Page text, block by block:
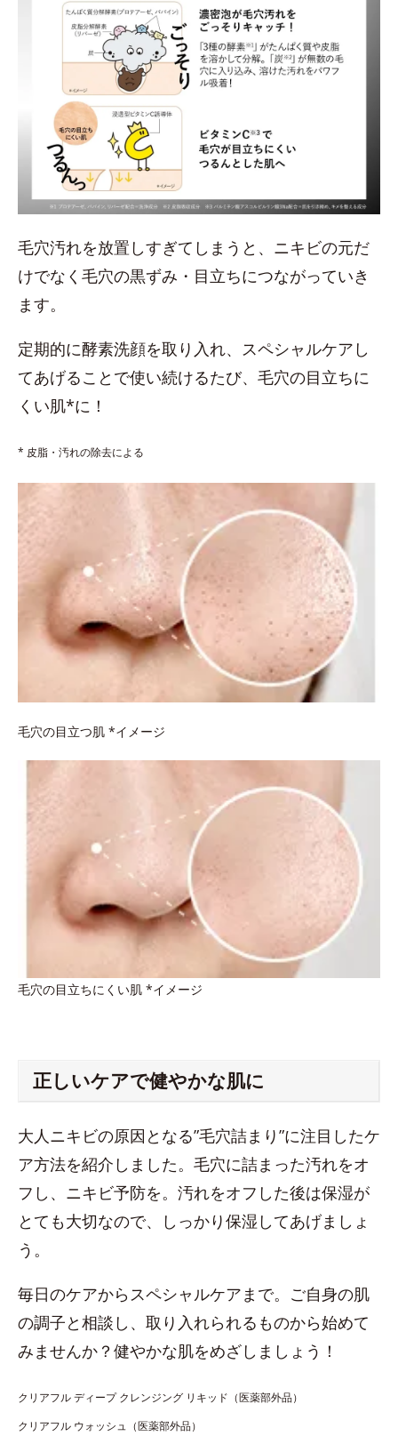
毛穴汚れを放置しすぎてしまうと、ニキビの元だ
けでなく毛穴の黒ずみ・目立ちにつながっていき
ます。
定期的に酵素洗顔を取り入れ、スペシャルケアし
てあげることで使い続けるたび、毛穴の目立ちに
くい肌*に！
* 皮脂・汚れの除去による
毛穴の目立つ肌 *イメージ
毛穴の目立ちにくい肌 *イメージ
正しいケアで健やかな肌に
大人ニキビの原因となる”毛穴詰まり”に注目したケ
ア方法を紹介しました。毛穴に詰まった汚れをオ
フし、ニキビ予防を。汚れをオフした後は保湿が
とても大切なので、しっかり保湿してあげましょ
う。
毎日のケアからスペシャルケアまで。ご自身の肌
の調子と相談し、取り入れられるものから始めて
みませんか？健やかな肌をめざしましょう！
クリアフル ディープ クレンジング リキッド（医薬部外品）
クリアフル ウォッシュ（医薬部外品）